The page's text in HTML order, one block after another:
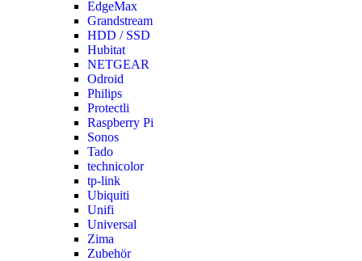
EdgeMax
Grandstream
HDD / SSD
Hubitat
NETGEAR
Odroid
Philips
Protectli
Raspberry Pi
Sonos
Tado
technicolor
tp-link
Ubiquiti
Unifi
Universal
Zima
Zubehör